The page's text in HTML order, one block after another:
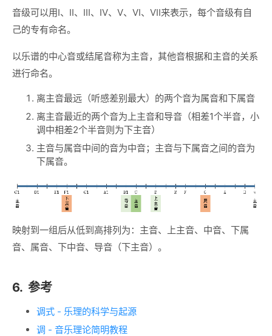
音级可以用I、II、III、IV、V、VI、VII来表示，每个音级有自
己的专有命名。
以乐谱的中心音或结尾音称为主音，其他音根据和主音的关系
进行命名。
离主音最远（听感差别最大）的两个音为属音和下属音
离主音最近的两个音为上主音和导音（相差1个半音，小
调中相差2个半音则为下主音）
主音与属音中间的音为中音；主音与下属音之间的音为
下属音。
映射到一组后从低到高排列为：主音、上主音、中音、下属
音、属音、下中音、导音（下主音）。
6. 参考
调式 - 乐理的科学与起源
调 - 音乐理论简明教程